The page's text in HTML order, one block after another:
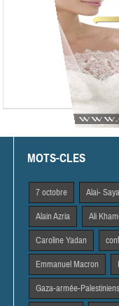
MOTS-CLES
7 octobre Alai-
Alain Azria Ali
Caroline Yadan
Emmanuel Macron
Gaza-armée-